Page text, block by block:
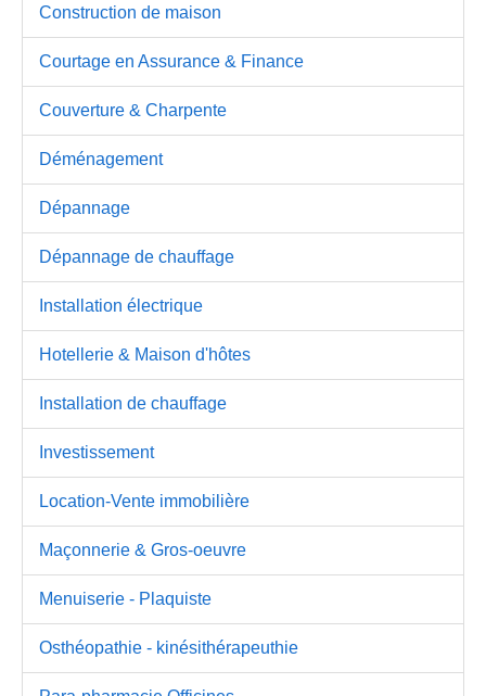
Construction de maison
Courtage en Assurance & Finance
Couverture & Charpente
Déménagement
Dépannage
Dépannage de chauffage
Installation électrique
Hotellerie & Maison d'hôtes
Installation de chauffage
Investissement
Location-Vente immobilière
Maçonnerie & Gros-oeuvre
Menuiserie - Plaquiste
Osthéopathie - kinésithérapeuthie